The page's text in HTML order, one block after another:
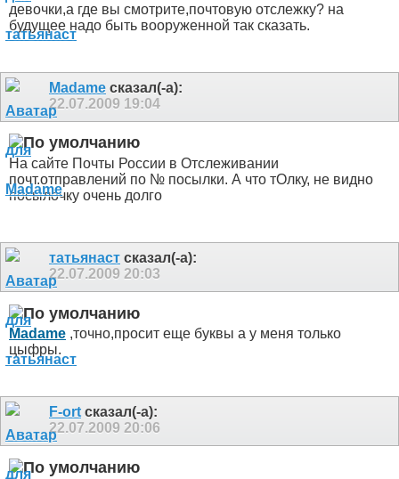
девочки,а где вы смотрите,почтовую отслежку? на
будущее надо быть вооруженной так сказать.
Madame сказал(-а):
22.07.2009 19:04
На сайте Почты России в Отслеживании
почт.отправлений по № посылки. А что тОлку, не видно
посылочку очень долго
татьянаст сказал(-а):
22.07.2009 20:03
Madame ,точно,просит еще буквы а у меня только
цыфры.
F-ort сказал(-а):
22.07.2009 20:06